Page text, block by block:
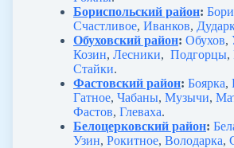
Бориспольский район:
Счастливое, Иванков,
Обуховский район: Обухов,
Козин, Лесники, Подгорцы,
Стайки.
Фастовский район: Боярка,
Гатное, Чабаны, Музычи,
Фастов, Глеваха.
Белоцерковский район:
Узин, Рокитное, Володарка,